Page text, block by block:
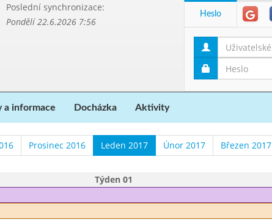
Poslední synchronizace:
Pondělí 22.6.2026 7:56
Heslo
a informace Docházka Aktivity
Prosinec 2016 Leden 2017 Únor 2017 Březen 2017
Týden 01